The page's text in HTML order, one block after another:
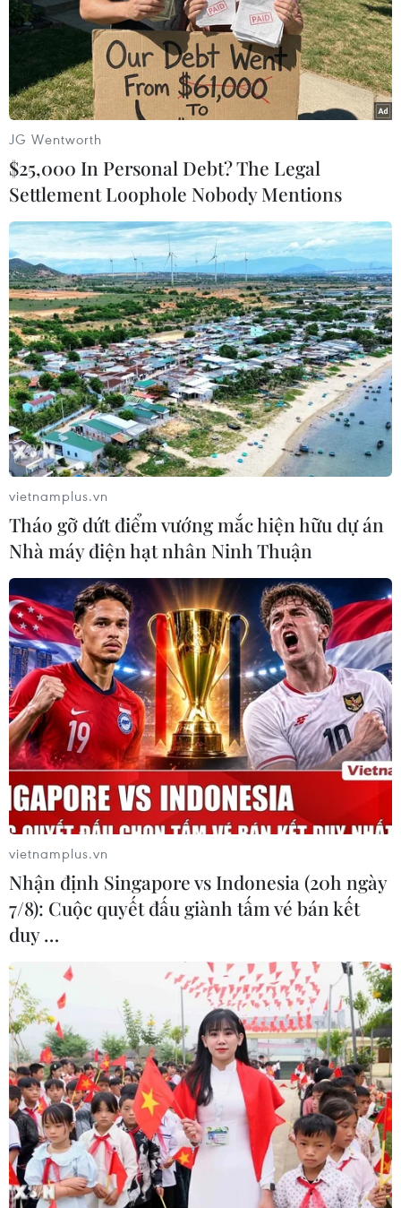
Tổng thống Hàn Quốc chỉ đạo theo dõi sát
sao các cuộc hội đàm Hàn-Nhật
08/05/2023 06:27
Tổng thống Hàn Quốc Yoon Suk-yeol chỉ thị cho nhân
viên theo dõi kỹ lưỡng các cuộc thảo luận của ông với
Thủ tướng Nhật Bản Fumio Kishida về an ninh, công
nghiệp và các lĩnh vực khác.
Mỹ hoan nghênh Hàn Quốc và Nhật Bản
cải thiện quan hệ
09/05/2023 06:41
Người phát ngôn Vedant Patel nhấn mạnh Mỹ sẽ duy trì
hợp tác, thông qua liên minh với Hàn Quốc và Nhật
Bản, cùng các đối tác khác thúc đẩy hòa bình và thịnh
vượng ở Ấn Độ Dương-Thái Bình Dương.
Triều Tiên lên án Hội nghị thượng đỉnh
JG Wentworth
$25,000 In Personal Debt? The Legal
Settlement Loophole Nobody Mentions
vietnamplus.vn
Tháo gỡ dứt điểm vướng mắc hiện hữu dự án
Nhà máy điện hạt nhân Ninh Thuận
vietnamplus.vn
Nhận định Singapore vs Indonesia (20h ngày
7/8): Cuộc quyết đấu giành tấm vé bán kết
duy …